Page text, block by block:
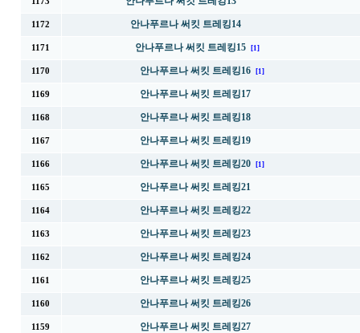
1172 안나푸르나 써킷 트레킹14
1171 안나푸르나 써킷 트레킹15 [1]
1170 안나푸르나 써킷 트레킹16 [1]
1169 안나푸르나 써킷 트레킹17
1168 안나푸르나 써킷 트레킹18
1167 안나푸르나 써킷 트레킹19
1166 안나푸르나 써킷 트레킹20 [1]
1165 안나푸르나 써킷 트레킹21
1164 안나푸르나 써킷 트레킹22
1163 안나푸르나 써킷 트레킹23
1162 안나푸르나 써킷 트레킹24
1161 안나푸르나 써킷 트레킹25
1160 안나푸르나 써킷 트레킹26
1159 안나푸르나 써킷 트레킹27